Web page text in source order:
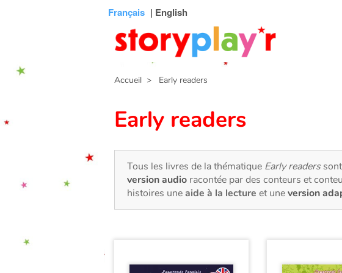
Français | English
Accueil > Early readers
Early readers
Tous les livres de la thématique Early readerssont
version audio racontée par des conteurs et
histoires uneaide à la lecture et uneversion